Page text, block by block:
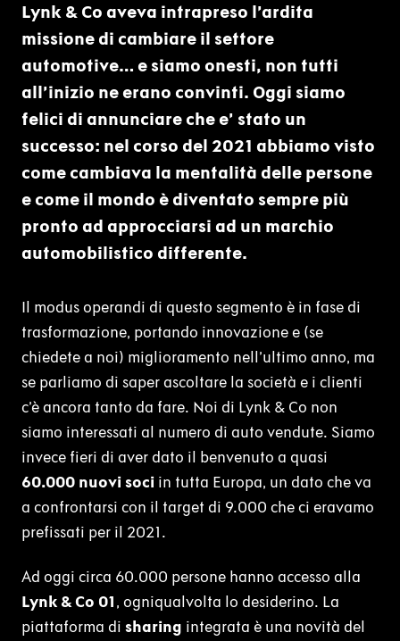
Lynk & Co aveva intrapreso l’ardita
missione di cambiare il settore
automotive… e siamo onesti, non tutti
all’inizio ne erano convinti. Oggi siamo
felici di annunciare che e’ stato un
successo: nel corso del 2021 abbiamo visto
come cambiava la mentalità delle persone
e come il mondo è diventato sempre più
pronto ad approcciarsi ad un marchio
automobilistico differente.
Il modus operandi di questo segmento è in fase di
trasformazione, portando innovazione e (se
chiedete a noi) miglioramento nell’ultimo anno, ma
se parliamo di saper ascoltare la società e i clienti
c’è ancora tanto da fare. Noi di Lynk & Co non
siamo interessati al numero di auto vendute. Siamo
invece fieri di aver dato il benvenuto a quasi
60.000 nuovi soci in tutta Europa, un dato che va
a confrontarsi con il target di 9.000 che ci eravamo
prefissati per il 2021.
Ad oggi circa 60.000 persone hanno accesso alla
Lynk & Co 01, ogniqualvolta lo desiderino. La
piattaforma di sharing integrata è una novità del